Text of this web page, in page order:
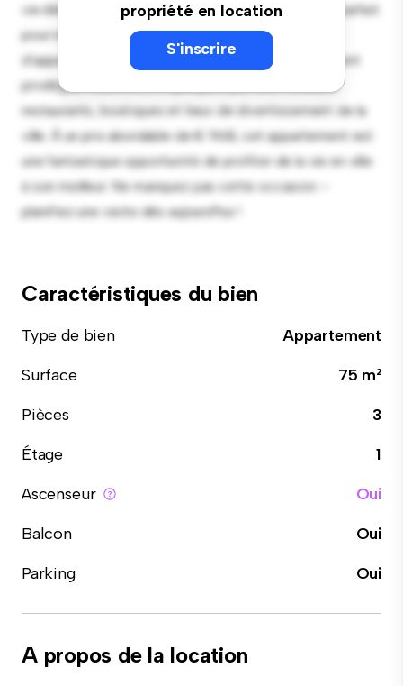
propriété en location
S'inscrire
vie élégant et confortable. Le concept ouvert est parfait
pour recevoir et la cuisine élégante est équipée
d'appareils haut de gamme. Grâce à son emplacement
privilégié, vous serez à quelques pas des meilleurs
restaurants, boutiques et lieux de divertissement de la
ville. À un prix abordable de € 968, cet appartement est
une fantastique opportunité de profiter de la vie en ville
à son meilleur. Ne manquez pas cette occasion –
planifiez une visite dès aujourd'hui !
Caractéristiques du bien
Type de bien
Appartement
Surface
75 m²
Pièces
3
Étage
1
Ascenseur
Oui
Balcon
Oui
Parking
Oui
A propos de la location